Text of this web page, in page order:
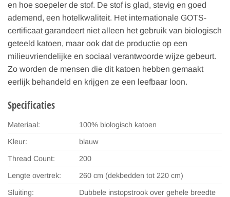
en hoe soepeler de stof. De stof is glad, stevig en goed
ademend, een hotelkwaliteit. Het internationale GOTS-
certificaat garandeert niet alleen het gebruik van biologisch
geteeld katoen, maar ook dat de productie op een
milieuvriendelijke en sociaal verantwoorde wijze gebeurt.
Zo worden de mensen die dit katoen hebben gemaakt
eerlijk behandeld en krijgen ze een leefbaar loon.
Specificaties
Materiaal: 100% biologisch katoen
Kleur: blauw
Thread Count: 200
Lengte overtrek: 260 cm (dekbedden tot 220 cm)
Sluiting: Dubbele instopstrook over gehele breedte